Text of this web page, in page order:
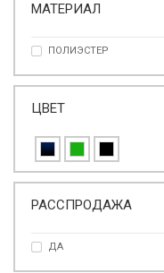
МАТЕРИАЛ
ПОЛИЭСТЕР
ЦВЕТ
РАССПРОДАЖА
ДА